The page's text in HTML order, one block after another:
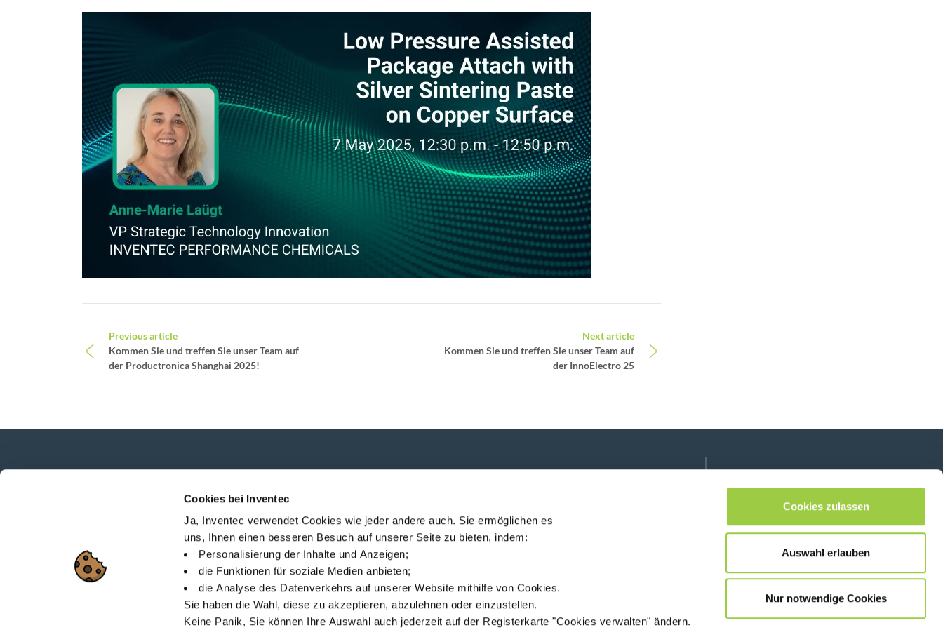
Cookies bei Inventec
Ja, Inventec verwendet Cookies wie jeder andere auch. Sie ermöglichen es
uns, Ihnen einen besseren Besuch auf unserer Seite zu bieten, indem:
Personalisierung der Inhalte und Anzeigen;
die Funktionen für soziale Medien anbieten;
die Analyse des Datenverkehrs auf unserer Website mithilfe von Cookies.
Sie haben die Wahl, diese zu akzeptieren, abzulehnen oder einzustellen.
Keine Panik, Sie können Ihre Auswahl auch jederzeit auf der Registerkarte "Cookies verwalten" ändern.
Cookies zulassen
Auswahl erlauben
Nur notwendige Cookies
Beitrags-Navigation
Previous article
Kommen Sie und treffen Sie unser Team auf
der Productronica Shanghai 2025!
Next article
Kommen Sie und treffen Sie unser Team auf
der InnoElectro 25
Bleiben Sie mit unserem Newsletter in Verbindung!
Lageplan Über Inventec Standorte Nachrichten MSDS finder